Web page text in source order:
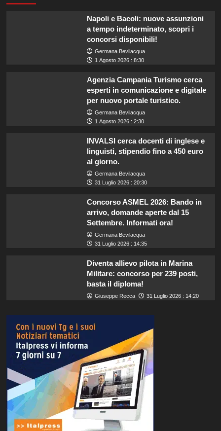
Napoli e Bacoli: nuove assunzioni
a tempo indeterminato, scopri i
concorsi disponibili!
Germana Bevilacqua
1 Agosto 2026 : 8:30
Agenzia Campania Turismo cerca
esperti in comunicazione e digitale
per nuovo portale turistico.
Germana Bevilacqua
1 Agosto 2026 : 2:30
INVALSI cerca docenti di inglese e
linguisti, stipendio fino a 450 euro
al giorno.
Germana Bevilacqua
31 Luglio 2026 : 20:30
Concorso ASMEL 2026: Bando in
arrivo, domande aperte dal 15
Settembre. Informati ora!
Germana Bevilacqua
31 Luglio 2026 : 14:35
Diventa allievo pilota in Marina
Militare: concorso per 239 posti,
basta il diploma!
Giuseppe Recca 31 Luglio 2026 : 14:20